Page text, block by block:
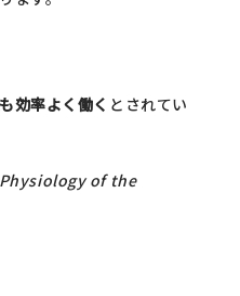
効率よく働く とされてい
of the